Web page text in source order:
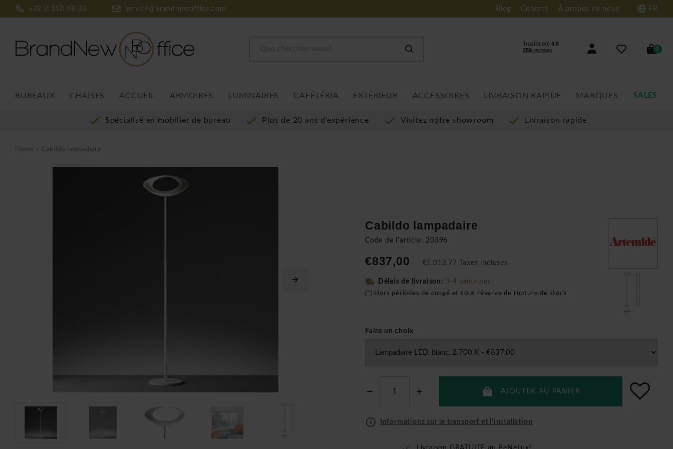
+32 2 310 98 30 service@brandnewoffice.com Blog Contact À propos de nous FR
0
BUREAUX CHAISES ACCUEIL ARMOIRES LUMINAIRES CAFÉTÉRIA EXTÉRIEUR ACCESSOIRES LIVRAISON RAPIDE MARQUES SALES
Spécialisé en mobilier de bureau Plus de 20 ans d’expérience Visitez notre showroom Livraison rapide
Home Cabildo lampadaire
Cabildo lampadaire
Code de l'article: 20396
€837,00 €1.012,77 Taxes incluses
Délais de livraison: 3-4 semaines
(*) Hors périodes de congé et sous réserve de rupture de stock
Faire un choix
AJOUTER AU PANIER
Informations sur le transport et l'installation